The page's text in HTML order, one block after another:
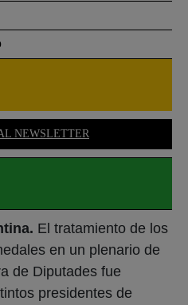
NEWSLETTER
El tratamiento de los
en un plenario de
de Diputades fue
presidentes de